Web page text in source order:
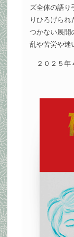
ズ全体の語り
りひろげられ
つかない展開
乱や苦労や迷
２０２５年